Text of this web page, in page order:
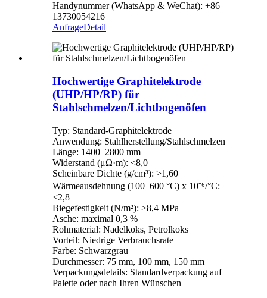
Handynummer (WhatsApp & WeChat): +86
13730054216
AnfrageDetail
Hochwertige Graphitelektrode
(UHP/HP/RP) für
Stahlschmelzen/Lichtbogenöfen
Typ: Standard-Graphitelektrode
Anwendung: Stahlherstellung/Stahlschmelzen
Länge: 1400–2800 mm
Widerstand (μΩ·m): <8,0
Scheinbare Dichte (g/cm³): >1,60
Wärmeausdehnung (100–600 °C) x 10⁻⁶/°C:
<2,8
Biegefestigkeit (N/m²): >8,4 MPa
Asche: maximal 0,3 %
Rohmaterial: Nadelkoks, Petrolkoks
Vorteil: Niedrige Verbrauchsrate
Farbe: Schwarzgrau
Durchmesser: 75 mm, 100 mm, 150 mm
Verpackungsdetails: Standardverpackung auf
Palette oder nach Ihren Wünschen